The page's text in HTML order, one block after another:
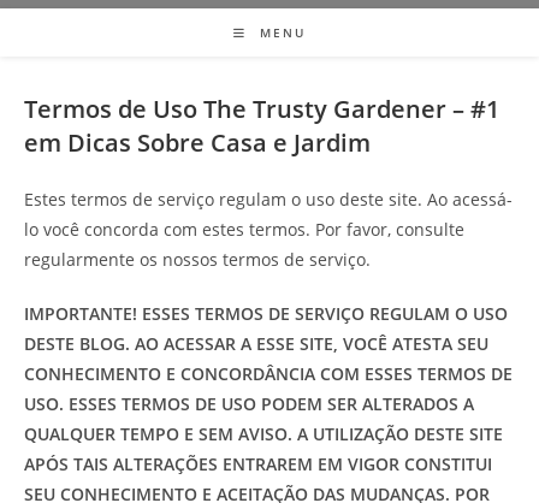
MENU
Termos de UsoThe Trusty Gardener – #1
em Dicas Sobre Casa e Jardim
Estes termos de serviço regulam o uso deste site. Ao acessá-
lo você concorda com estes termos. Por favor, consulte
regularmente os nossos termos de serviço.
IMPORTANTE! ESSES TERMOS DE SERVIÇO REGULAM O USO
DESTE BLOG. AO ACESSAR A ESSE SITE, VOCÊ ATESTA SEU
CONHECIMENTO E CONCORDÂNCIA COM ESSES TERMOS DE
USO. ESSES TERMOS DE USO PODEM SER ALTERADOS A
QUALQUER TEMPO E SEM AVISO. A UTILIZAÇÃO DESTE SITE
APÓS TAIS ALTERAÇÕES ENTRAREM EM VIGOR CONSTITUI
SEU CONHECIMENTO E ACEITAÇÃO DAS MUDANÇAS. POR